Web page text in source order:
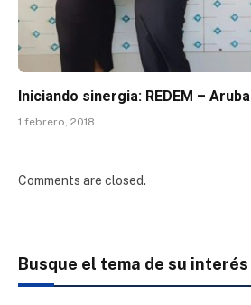
Iniciando sinergia: REDEM – Aruba
1 febrero, 2018
Comments are closed.
Busque el tema de su interés